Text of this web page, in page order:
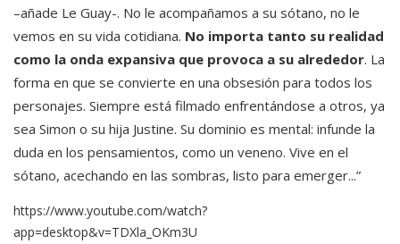
–añade Le Guay-. No le acompañamos a su sótano, no le
vemos en su vida cotidiana. No importa tanto su realidad
como la onda expansiva que provoca a su alrededor. La
forma en que se convierte en una obsesión para todos los
personajes. Siempre está filmado enfrentándose a otros, ya
sea Simon o su hija Justine. Su dominio es mental: infunde la
duda en los pensamientos, como un veneno. Vive en el
sótano, acechando en las sombras, listo para emerger...”
https://www.youtube.com/watch?
app=desktop&v=TDXla_OKm3U